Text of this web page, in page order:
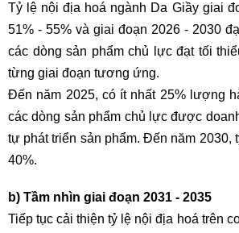
Tỷ lệ nội địa hoá ngành Da Giầy giai
51% - 55% và giai đoạn 2026 - 2030
các dòng sản phẩm chủ lực đạt tối
từng giai đoạn tương ứng.
Đến năm 2025, có ít nhất 25% lượng
các dòng sản phẩm chủ lực được
tự phát triển sản phẩm. Đến năm 2030,
40%.
b) Tầm nhìn giai đoạn 2031 - 2035
Tiếp tục cải thiện tỷ lệ nội địa hoá trên